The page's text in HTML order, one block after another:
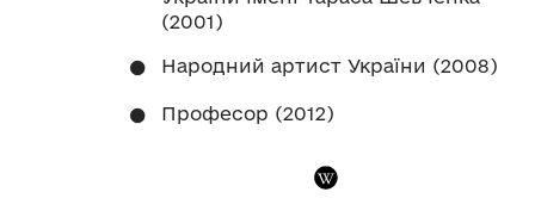
(2001)
Народний артист України (2008)
Професор (2012)